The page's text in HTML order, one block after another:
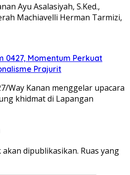
Ayu Asalasiyah, S.Ked.,
Machiavelli Herman Tarmizi,
0427, Momentum Perkuat
Prajurit
Way Kanan menggelar upacara
khidmat di Lapangan
akan dipublikasikan. Ruas yang